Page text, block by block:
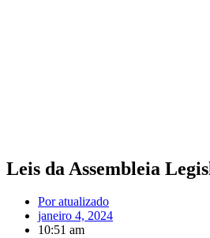
Leis da Assembleia
Poratualizado
janeiro 4, 2024
10:51 am